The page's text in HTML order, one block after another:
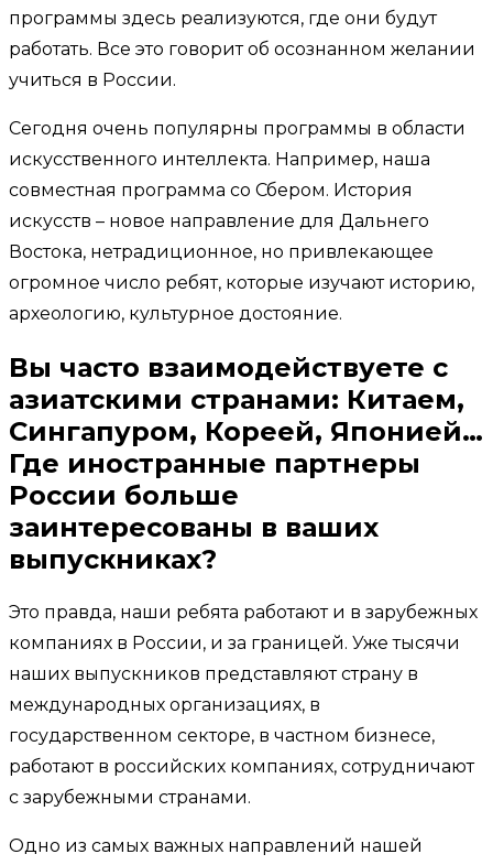
программы здесь реализуются, где они будут
работать. Все это говорит об осознанном желании
учиться в России.
Сегодня очень популярны программы в области
искусственного интеллекта. Например, наша
совместная программа со Сбером. История
искусств – новое направление для Дальнего
Востока, нетрадиционное, но привлекающее
огромное число ребят, которые изучают историю,
археологию, культурное достояние.
Вы часто взаимодействуете с
азиатскими странами: Китаем,
Сингапуром, Кореей, Японией…
Где иностранные партнеры
России больше
заинтересованы в ваших
выпускниках?
Это правда, наши ребята работают и в зарубежных
компаниях в России, и за границей. Уже тысячи
наших выпускников представляют страну в
международных организациях, в
государственном секторе, в частном бизнесе,
работают в российских компаниях, сотрудничают
с зарубежными странами.
Одно из самых важных направлений нашей